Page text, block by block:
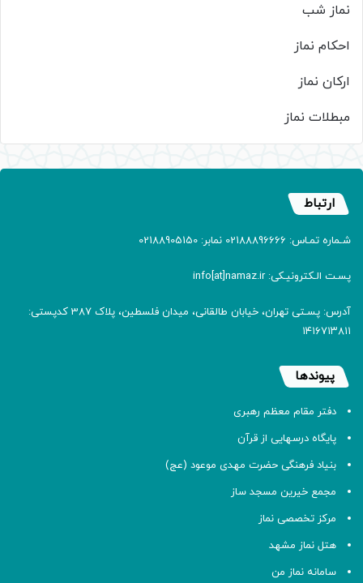
نماز شب
احکام نماز
ارکان نماز
مبطلات نماز
ارتباط
شـماره تمـاس: 02188896666 نمابر: 02188905150
پسـت الـکترونیـکی: info[at]namaz.ir
آدرس: پسـتی تهران، خیابان طالقانی، میدان فلسطین، پلاک 387 کدپستی:
۱۴۱۶۷۱۳۸۱۱
پیوندها
دفتر مقام معظم رهبری
پایگاه درسهایی از قرآن
بنیاد فرهنگی حضرت مهدی موعود (عج)
مجمع خیرین مسجد ساز
مرکز تخصصی نماز
هتل نماز مشهد
سامانه نماز من